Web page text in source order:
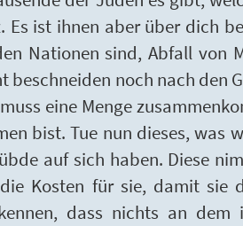
Es ist ihnen aber über dich
Nationen sind, Abfall von
beschneiden noch nach den
eine Menge
bist. Tue nun dieses, was
auf sich haben. Diese
Kosten für sie, damit sie
dass nichts an